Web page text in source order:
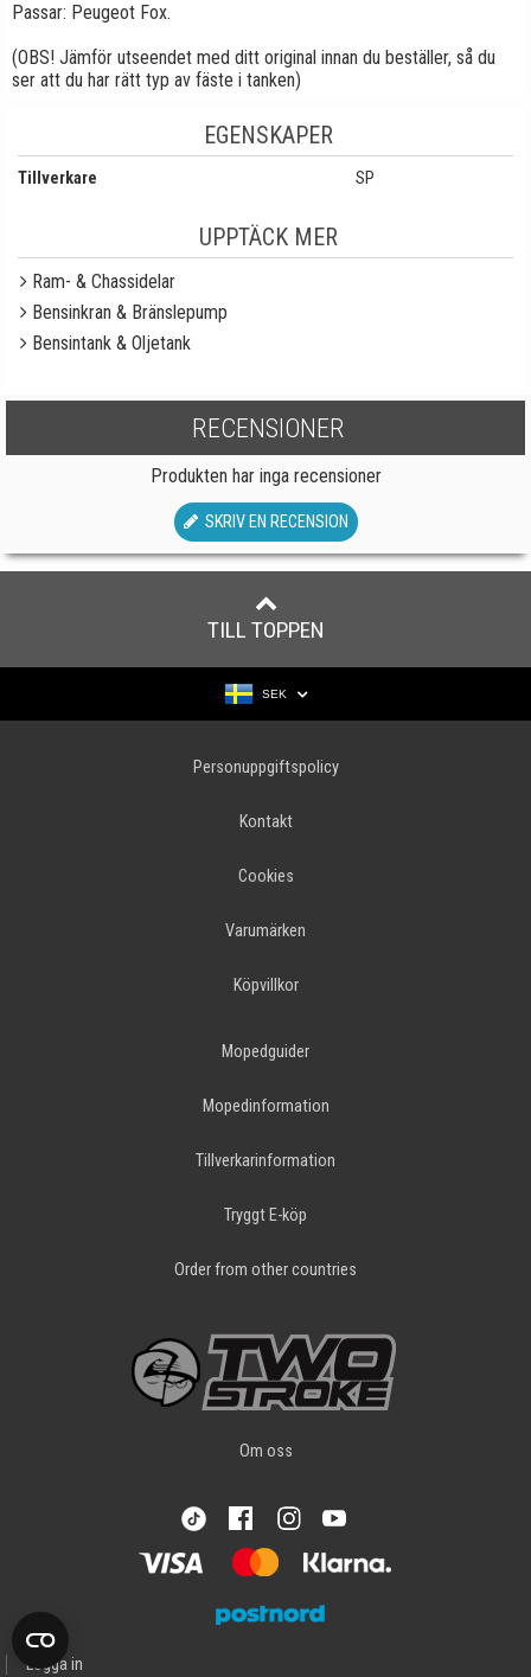
Passar: Peugeot Fox.
(OBS! Jämför utseendet med ditt original innan du beställer, så du
ser att du har rätt typ av fäste i tanken)
EGENSKAPER
Tillverkare SP
UPPTÄCK MER
Ram- & Chassidelar
Bensinkran & Bränslepump
Bensintank & Oljetank
RECENSIONER
Produkten har inga recensioner
SKRIV EN RECENSION
TILL TOPPEN
SEK
Personuppgiftspolicy
Kontakt
Cookies
Varumärken
Köpvillkor
Mopedguider
Mopedinformation
Tillverkarinformation
Tryggt E-köp
Order from other countries
Om oss
Logga in